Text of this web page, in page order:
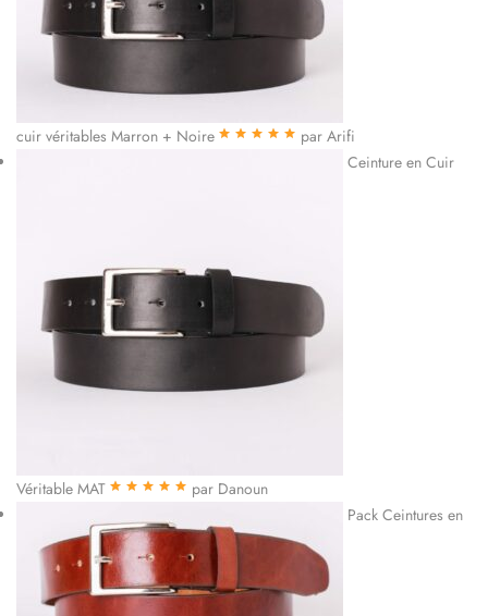
cuir véritables Marron + Noire
par Arifi
Ceinture en Cuir
Véritable MAT
par Danoun
Pack Ceintures en